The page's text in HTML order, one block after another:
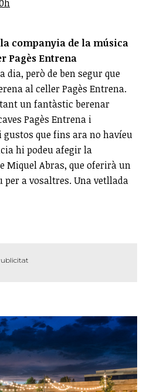
companyia de la música
Pagès Entrena
dia, però de ben segur que
al celler Pagès Entrena.
un fantàstic berenar
Pagès Entrena i
que fins ara no havíeu
hi podeu afegir la
Miquel Abras, que oferirà un
a vosaltres. Una vetllada